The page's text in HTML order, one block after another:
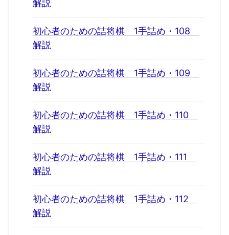
解説
初心者のための詰将棋 1手詰め・108
解説
初心者のための詰将棋 1手詰め・109
解説
初心者のための詰将棋 1手詰め・110
解説
初心者のための詰将棋 1手詰め・111
解説
初心者のための詰将棋 1手詰め・112
解説